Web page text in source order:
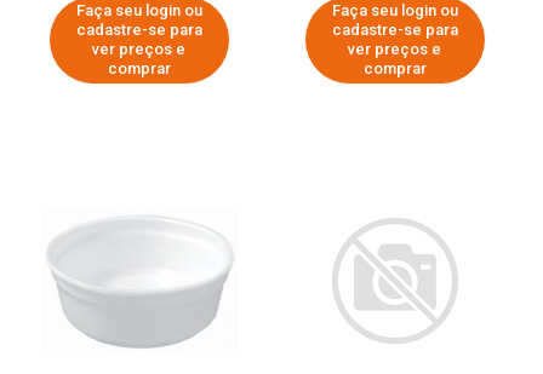
Faça seu login ou
cadastre-se para
ver preços e
comprar
Faça seu login ou
cadastre-se para
ver preços e
comprar